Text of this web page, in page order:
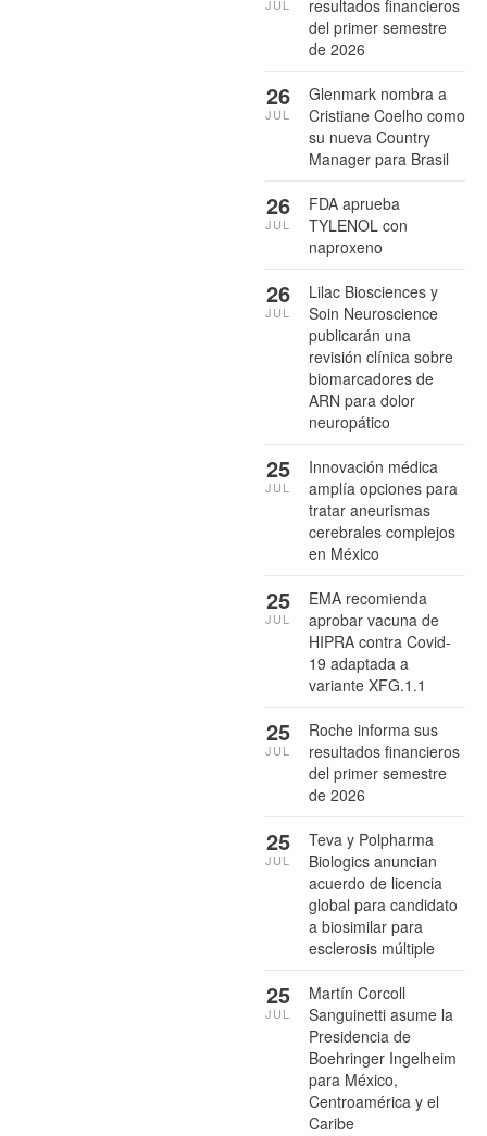
resultados financieros
del primer semestre
de 2026
JUL
Glenmark nombra a
Cristiane Coelho como
su nueva Country
Manager para Brasil
26
JUL
FDA aprueba
TYLENOL con
naproxeno
26
JUL
Lilac Biosciences y
Soin Neuroscience
publicarán una
revisión clínica sobre
biomarcadores de
ARN para dolor
neuropático
26
JUL
Innovación médica
amplía opciones para
tratar aneurismas
cerebrales complejos
en México
25
JUL
EMA recomienda
aprobar vacuna de
HIPRA contra Covid-
19 adaptada a
variante XFG.1.1
25
JUL
Roche informa sus
resultados financieros
del primer semestre
de 2026
25
JUL
Teva y Polpharma
Biologics anuncian
acuerdo de licencia
global para candidato
a biosimilar para
esclerosis múltiple
25
JUL
Martín Corcoll
Sanguinetti asume la
Presidencia de
Boehringer Ingelheim
para México,
Centroamérica y el
Caribe
25
JUL